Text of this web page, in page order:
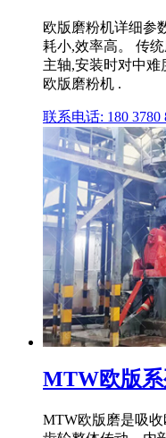
欧版磨粉机详细参
耗小,效率高。 传
主轴,安装时对中难
欧版磨粉机 .
联系电话: 180 3780
MTW欧版
MTW欧版磨是吸